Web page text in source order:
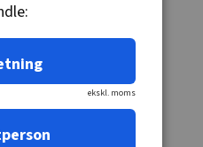
ekskl. moms